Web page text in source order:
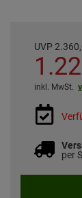
UVP 2.360,
inkl. MwSt.
per